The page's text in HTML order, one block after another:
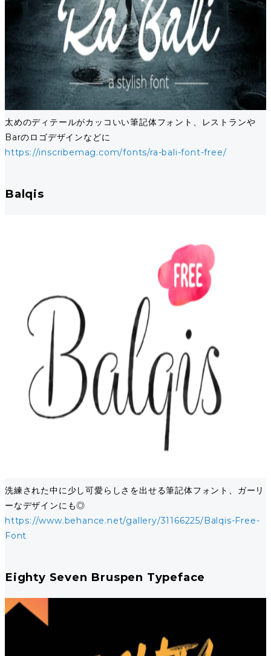
太めのディテールがカッコいい筆記体フォント、レストランや
Barのロゴデザインなどに
https://inscribemag.com/fonts/ra-bali-font-free/
Balqis
洗練された中に少し可愛らしさを出せる筆記体フォント、ガーリ
ーなデザインにも◎
https://www.behance.net/gallery/31166225/Balqis-Free-
Font
Eighty Seven Bruspen Typeface